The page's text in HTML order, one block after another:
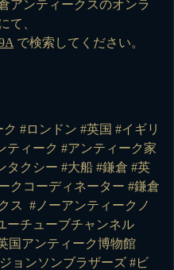
アンティークスのオンラ
て、
で検索してください。
#ロンドン #英国 #イギリ
ティーク #アンティーク家
タクシー #大船 #鎌倉 #英
クコーディネーター #鎌倉
ス
#ノーアンティークノ
ーチューブチャンネル
国アンティーク博物館
ョンソンブラザーズ #ビ